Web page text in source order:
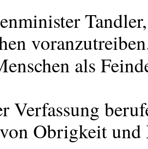
als
Verfassung
Obrigkeit und